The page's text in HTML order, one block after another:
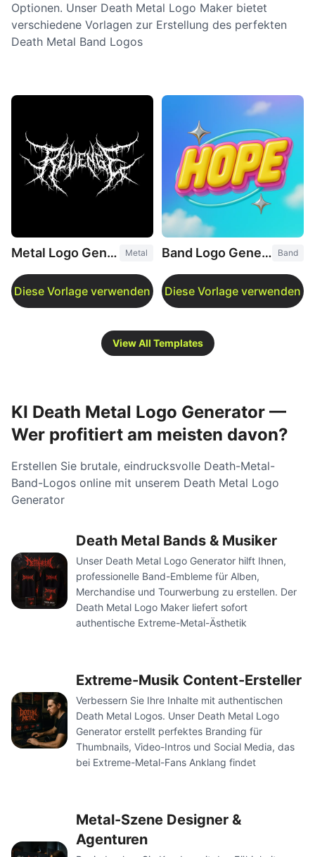
Optionen. Unser Death Metal Logo Maker bietet
verschiedene Vorlagen zur Erstellung des perfekten
Death Metal Band Logos
Metal Logo Generator Metal Band Logo Generator Band
View All Templates
KI Death Metal Logo Generator —
Wer profitiert am meisten davon?
Erstellen Sie brutale, eindrucksvolle Death-Metal-
Band-Logos online mit unserem Death Metal Logo
Generator
Death Metal Bands & Musiker
Unser Death Metal Logo Generator hilft Ihnen,
professionelle Band-Embleme für Alben,
Merchandise und Tourwerbung zu erstellen. Der
Death Metal Logo Maker liefert sofort
authentische Extreme-Metal-Ästhetik
Extreme-Musik Content-Ersteller
Verbessern Sie Ihre Inhalte mit authentischen
Death Metal Logos. Unser Death Metal Logo
Generator erstellt perfektes Branding für
Thumbnails, Video-Intros und Social Media, das
bei Extreme-Metal-Fans Anklang findet
Metal-Szene Designer &
Agenturen